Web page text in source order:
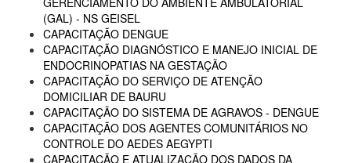
(GAL) - NS GEISEL
CAPACITAÇÃO DENGUE
CAPACITAÇÃO DIAGNÓSTICO E MANEJO INICIAL DE
ENDOCRINOPATIAS NA GESTAÇÃO
CAPACITAÇÃO DO SERVIÇO DE ATENÇÃO
DOMICILIAR DE BAURU
CAPACITAÇÃO DO SISTEMA DE AGRAVOS - DENGUE
CAPACITAÇÃO DOS AGENTES COMUNITÁRIOS NO
CONTROLE DO AEDES AEGYPTI
CAPACITAÇÃO E ATUALIZAÇÃO DOS DADOS DA